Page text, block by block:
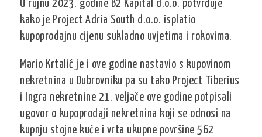
U rujnu 2023. godine B2 Kapital d.o.o. potvrđuje
kako je Project Adria South d.o.o. isplatio
kupoprodajnu cijenu sukladno uvjetima i rokovima.
Mario Krtalić je i ove godine nastavio s kupovinom
nekretnina u Dubrovniku pa su tako Project Tiberius
i Ingra nekretnine 21. veljače ove godine potpisali
ugovor o kupoprodaji nekretnina koji se odnosi na
kupnju stojne kuće i vrta ukupne površine 562